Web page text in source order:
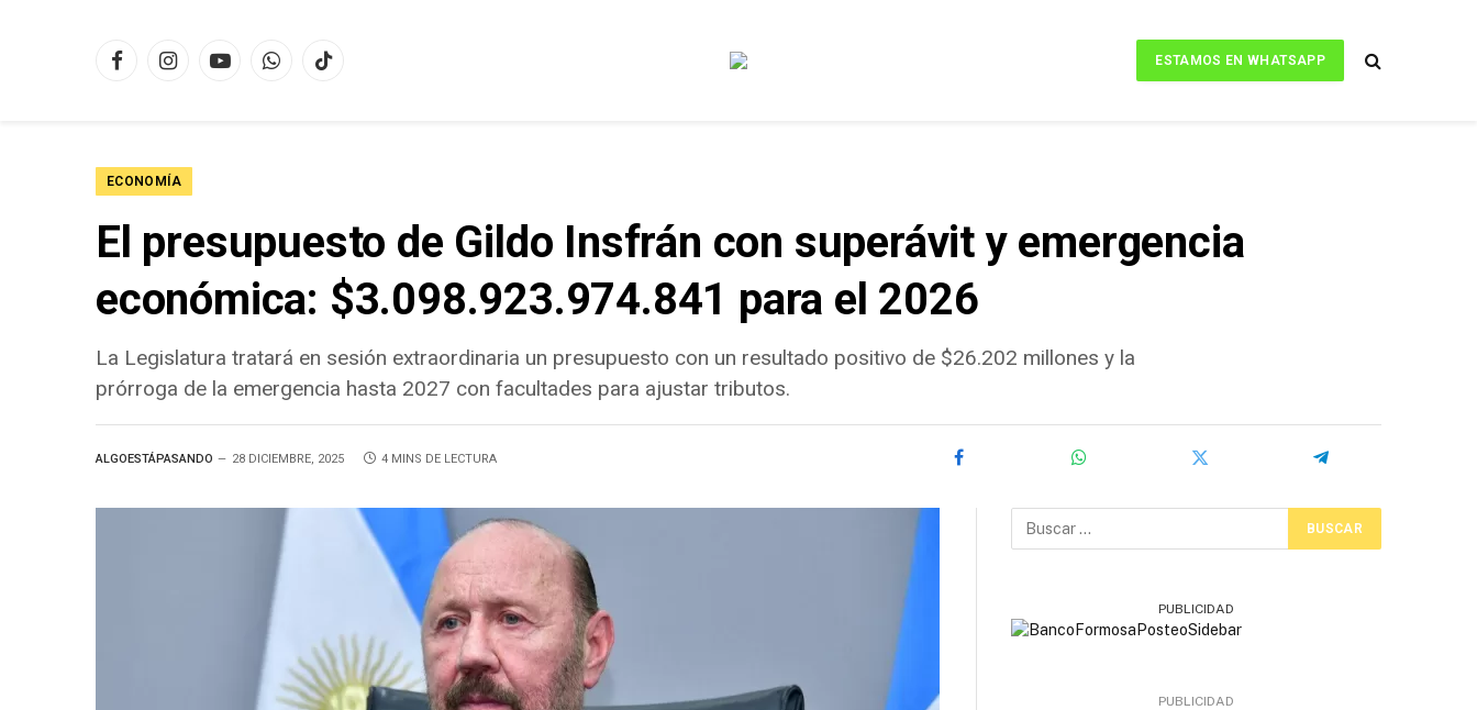
FacebookInstagramYouTubeWhatsAppTikTok
ESTAMOS EN WHATSAPP
ECONOMÍA
El presupuesto de Gildo Insfrán con superávit y emergencia
económica: $3.098.923.974.841 para el 2026
La Legislatura tratará en sesión extraordinaria un presupuesto con un resultado positivo de $26.202 millones y la
prórroga de la emergencia hasta 2027 con facultades para ajustar tributos.
ALGOESTÁPASANDO 28 DICIEMBRE, 2025 4 MINS DE LECTURA
PUBLICIDAD
PUBLICIDAD